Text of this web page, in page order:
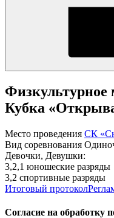
Физкультурное
Кубка
Место проведения СК
Вид соревнования
Девочки, Девушки:
3,2,1 юношеские разряды
3,2 спортивные разряды
Итоговый протокол
Согласие на обработку